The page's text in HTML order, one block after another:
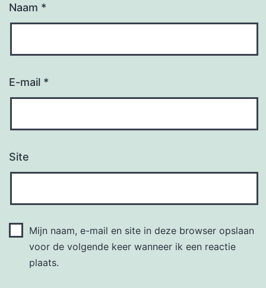
Naam *
E-mail *
Site
Mijn naam, e-mail en site in deze browser opslaan
voor de volgende keer wanneer ik een reactie
plaats.